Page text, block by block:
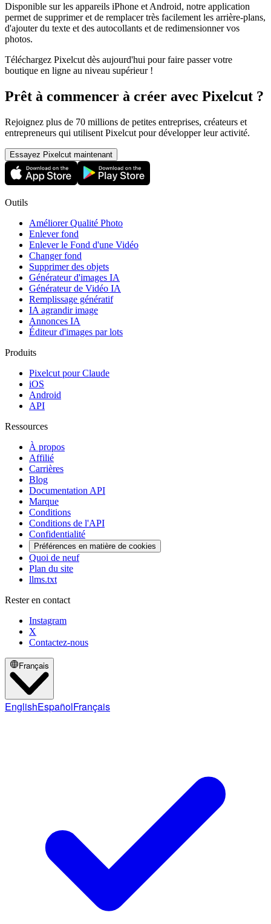
Disponible sur les appareils iPhone et Android, notre application
permet de supprimer et de remplacer très facilement les arrière-plans,
d'ajouter du texte et des autocollants et de redimensionner vos
photos.
Téléchargez Pixelcut dès aujourd'hui pour faire passer votre
boutique en ligne au niveau supérieur !
Prêt à commencer à créer avec Pixelcut ?
Rejoignez plus de 70 millions de petites entreprises, créateurs et
entrepreneurs qui utilisent Pixelcut pour développer leur activité.
Essayez Pixelcut maintenant
Outils
Améliorer Qualité Photo
Enlever fond
Enlever le Fond d'une Vidéo
Changer fond
Supprimer des objets
Générateur d'images IA
Générateur de Vidéo IA
Remplissage génératif
IA agrandir image
Annonces IA
Éditeur d'images par lots
Produits
Pixelcut pour Claude
iOS
Android
API
Ressources
À propos
Affilié
Carrières
Blog
Documentation API
Marque
Conditions
Conditions de l'API
Confidentialité
Préférences en matière de cookies
Quoi de neuf
Plan du site
llms.txt
Rester en contact
Instagram
X
Contactez-nous
Français
EnglishEspañolFrançais